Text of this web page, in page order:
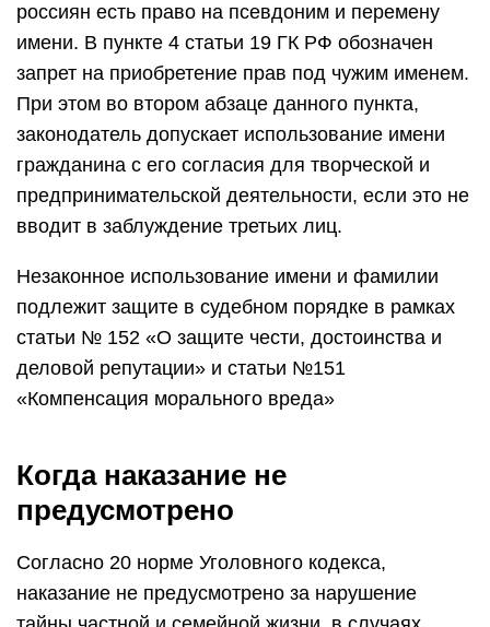
россиян есть право на псевдоним и перемену
имени. В пункте 4 статьи 19 ГК РФ обозначен
запрет на приобретение прав под чужим именем.
При этом во втором абзаце данного пункта,
законодатель допускает использование имени
гражданина с его согласия для творческой и
предпринимательской деятельности, если это не
вводит в заблуждение третьих лиц.
Незаконное использование имени и фамилии
подлежит защите в судебном порядке в рамках
статьи № 152 «О защите чести, достоинства и
деловой репутации» и статьи №151
«Компенсация морального вреда»
Когда наказание не
предусмотрено
Согласно 20 норме Уголовного кодекса,
наказание не предусмотрено за нарушение